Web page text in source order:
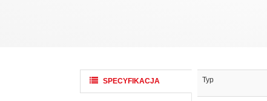
SPECYFIKACJA Typ